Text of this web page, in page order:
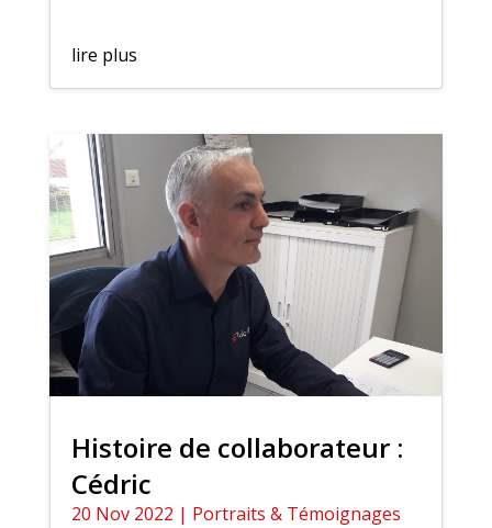
lire plus
Histoire de collaborateur :
Cédric
20 Nov 2022 | Portraits & Témoignages